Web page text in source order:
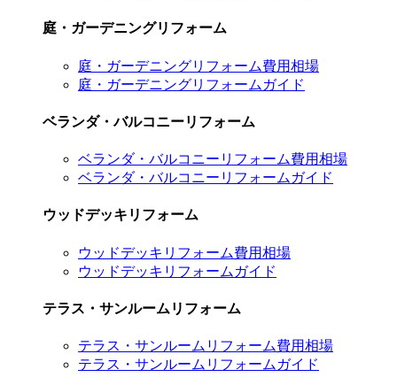
庭・ガーデニングリフォーム
庭・ガーデニングリフォーム費用相場
庭・ガーデニングリフォームガイド
ベランダ・バルコニーリフォーム
ベランダ・バルコニーリフォーム費用相場
ベランダ・バルコニーリフォームガイド
ウッドデッキリフォーム
ウッドデッキリフォーム費用相場
ウッドデッキリフォームガイド
テラス・サンルームリフォーム
テラス・サンルームリフォーム費用相場
テラス・サンルームリフォームガイド